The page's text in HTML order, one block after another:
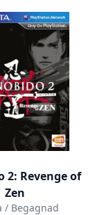
2: Revenge of
Zen
/ Begagnad